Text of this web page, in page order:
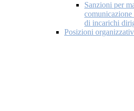
Sanzioni per
di incarichi
Posizioni